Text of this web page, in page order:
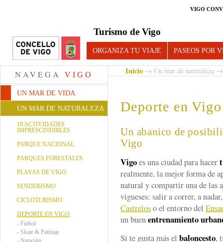
VIGO
Turismo de Vigo
ORGANIZA TU VIAJE PASEOS POR
NAVEGA VIGO
UN MAR DE VIDA
UN MAR DE NATURALEZA
10 ACTIVIDADES
IMPRESCINDIBLES
PARQUE NACIONAL
PARQUES FORESTALES
PLAYAS DE VIGO
SENDERISMO
CICLOTURISMO
DEPORTE EN VIGO
- Fútbol
- Skate & Patinaje
- Natación
Inicio → Un mar de naturaleza →
Deporte en Vigo
Un abanico de
Vigo
Vigoes una ciudad para hacer
realmente, la mejor forma de
natural y compartir una de las
vigueses: salir a correr, a
Castreloso el entorno del
un buenentrenamiento
Si te gusta más el baloncesto,